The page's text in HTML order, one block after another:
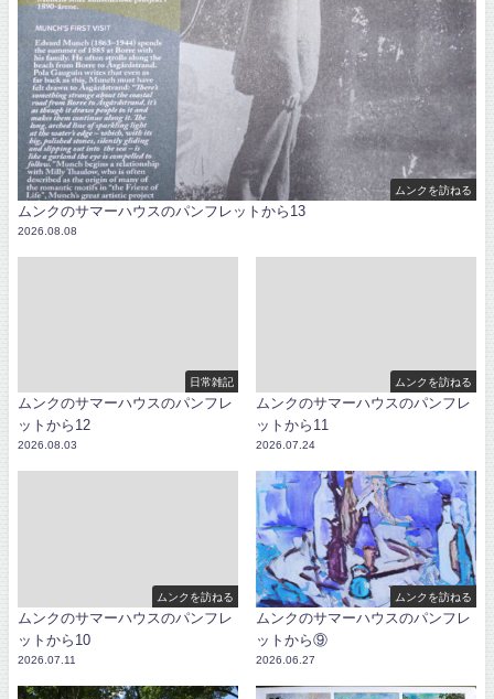
ムンクを訪ねる
ムンクのサマーハウスのパンフレットから13
2026.08.08
日常雑記
ムンクのサマーハウスのパンフレ
ットから12
2026.08.03
ムンクを訪ねる
ムンクのサマーハウスのパンフレ
ットから11
2026.07.24
ムンクを訪ねる
ムンクのサマーハウスのパンフレ
ットから10
2026.07.11
ムンクを訪ねる
ムンクのサマーハウスのパンフレ
ットから⑨
2026.06.27